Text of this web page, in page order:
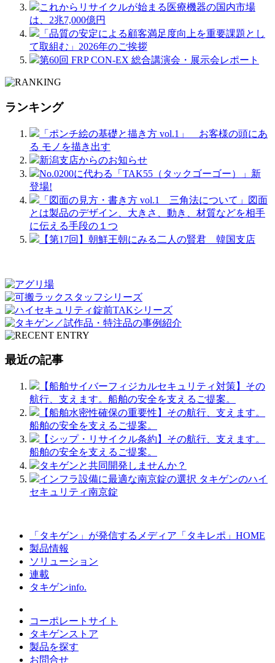
これからリサイクルが始まる医療機器の国内市場
は、2兆7,000億円
「品質の安定による顧客満足度向上を重要課題とし
て取組む」2026年のご挨拶
第60回 FRP CON-EX 総合講演会・展示会レポート
ランキング
「ポンチ絵の基礎と描き方 vol.1」 お客様の頭にあ
る モノを描き出す
新潟支店からのお知らせ
No.0200に代わる「TAK55（タックゴーゴー）」新
登場!
「図面の見方・書き方 vol.1 三角法について」図面
とは製品のデザイン、大きさ、動き、材質などを相手
に伝える手段の１つ
【第17回】朝鮮王朝にみる二人の賢君 韓国支店
最近の記事
【船舶サイバーフィジカルセキュリティ対策】その
航行、支えます。船舶の安全を支えるご提案。
【船舶水密性確保の重要性】その航行、支えます。
船舶の安全を支えるご提案。
【シップ・リサイクル条約】その航行、支えます。
船舶の安全を支えるご提案。
タキゲンと共同開発しませんか？
インフラ設備に最適な南京錠の選択 タキゲンのハイ
セキュリティ南京錠
「タキゲン」が発信するメディア「タキレポ」HOME
製品情報
ソリューション
連載
タキゲンinfo.
コーポレートサイト
タキゲンストア
製品を探す
お問合せ